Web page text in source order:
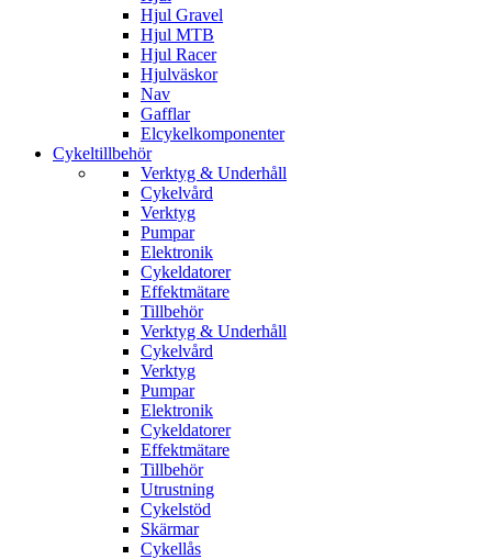
Hjul Gravel
Hjul MTB
Hjul Racer
Hjulväskor
Nav
Gafflar
Elcykelkomponenter
Cykeltillbehör
Verktyg & Underhåll
Cykelvård
Verktyg
Pumpar
Elektronik
Cykeldatorer
Effektmätare
Tillbehör
Verktyg & Underhåll
Cykelvård
Verktyg
Pumpar
Elektronik
Cykeldatorer
Effektmätare
Tillbehör
Utrustning
Cykelstöd
Skärmar
Cykellås